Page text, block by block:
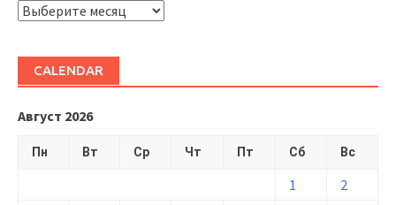
ARHIVĂ
CALENDAR
Август 2026
Пн Вт Ср Чт Пт Сб Вс
1
2